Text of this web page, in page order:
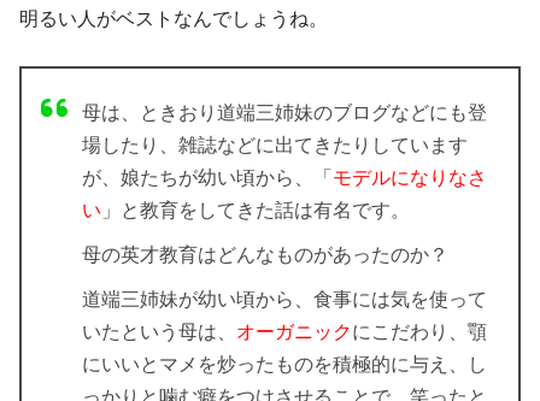
明るい人がベストなんでしょうね。
母は、ときおり道端三姉妹のブログなどにも登
場したり、雑誌などに出てきたりしています
が、娘たちが幼い頃から、「 モデルになりなさ
い 」と教育をしてきた話は有名です。
母の英才教育はどんなものがあったのか？
道端三姉妹が幼い頃から、食事には気を使って
いたという母は、 オーガニックにこだわり、顎
にいいとマメを炒ったものを積極的に与え、し